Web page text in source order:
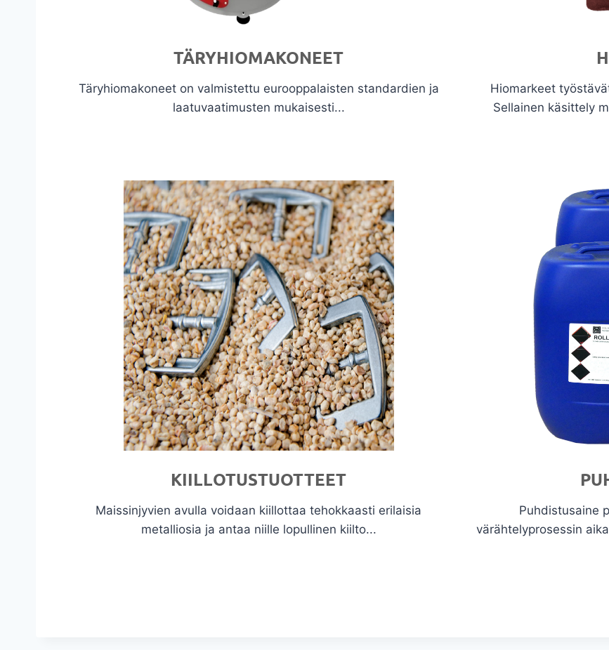
TÄRYHIOMAKONEET
Täryhiomakoneet on valmistettu eurooppalaisten standardien ja
laatuvaatimusten mukaisesti...
Hiomarkeet
Sellainen käsittely
KIILLOTUSTUOTTEET
Maissinjyvien avulla voidaan kiillottaa tehokkaasti erilaisia
metalliosia ja antaa niille lopullinen kiilto...
Puhdistusaine
värähtelyprosessin